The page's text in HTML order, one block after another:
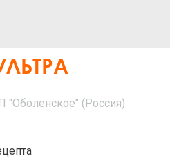
"Оболенское" (Россия)